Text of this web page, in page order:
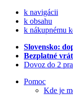
k navigácii
k obsahu
k nákupnému
Slovensko:
Bezplatné
Dovoz do 2
Pomoc
Kde je